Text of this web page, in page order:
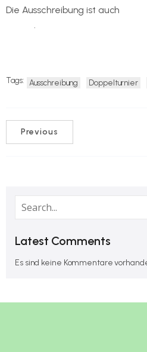
Die Ausschreibung ist auch
finden.
Tags: Ausschreibung Doppelturnier
Previous
Latest Comments
Es sind keine Kommentare